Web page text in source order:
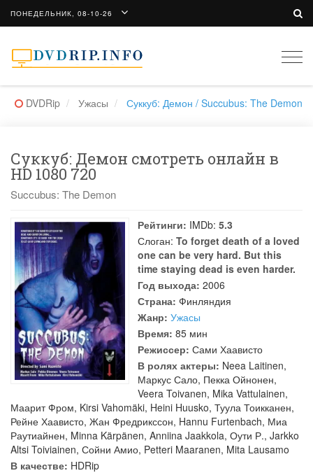
ПОНЕДЕЛЬНИК, 08-10-26
DVDRip Ужасы Суккуб: Демон / Succubus: The Demon
Суккуб: Демон смотреть онлайн в
HD 1080 720
Succubus: The Demon
Рейтинги: IMDb: 5.3
Слоган: To forget death of a loved
one can be very hard. But this
time staying dead is even harder.
Год выхода: 2006
Страна: Финляндия
Жанр: Ужасы
Время: 85 мин
Режиссер: Сами Хаависто
В ролях актеры: Neea Laitinen,
Маркус Сало, Пекка Ойнонен,
Veera Toivanen, Mika Vattulainen,
Маарит Фром, Kirsi Vahomäki, Heini Huusko, Туула Тоикканен,
Рейне Хаависто, Жан Фредрикссон, Hannu Furtenbach, Миа
Раутиайнен, Minna Kärpänen, Anniina Jaakkola, Оути Р., Jarkko
Altsi Toiviainen, Сойни Амио, Petteri Maaranen, Mita Lausamo
В качестве: HDRip